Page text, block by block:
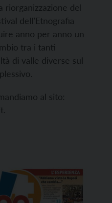
del
dell’Etnografia
anno per anno un
tra i tanti
di valle diverse sul
al sito: